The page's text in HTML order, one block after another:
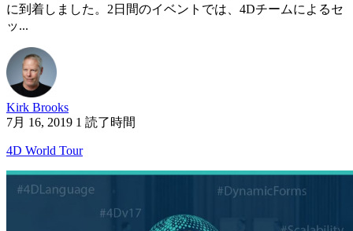
に到着しました。2日間のイベントでは、4Dチームによるセ
ッ...
Kirk Brooks
7月 16, 2019 1 読了時間
4D World Tour